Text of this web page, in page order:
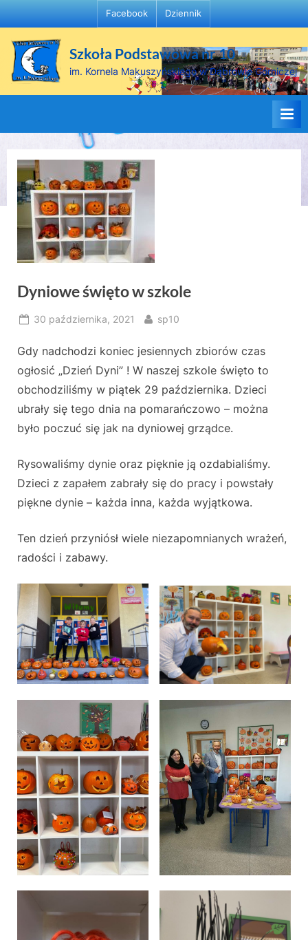
to
content
Facebook Dziennik
Szkoła Podstawowa nr 10
im. Kornela Makuszyńskiego w Dąbrowie Górniczej
Dyniowe święto w szkole
Posted
30 października, 2021 By
sp10
Gdy nadchodzi koniec jesiennych zbiorów czas
ogłosić „Dzień Dyni” ! W naszej szkole święto to
obchodziliśmy w piątek 29 października. Dzieci
ubrały się tego dnia na pomarańczowo – można
było poczuć się jak na dyniowej grządce.
Rysowaliśmy dynie oraz pięknie ją ozdabialiśmy.
Dzieci z zapałem zabrały się do pracy i powstały
piękne dynie – każda inna, każda wyjątkowa.
Ten dzień przyniósł wiele niezapomnianych wrażeń,
radości i zabawy.